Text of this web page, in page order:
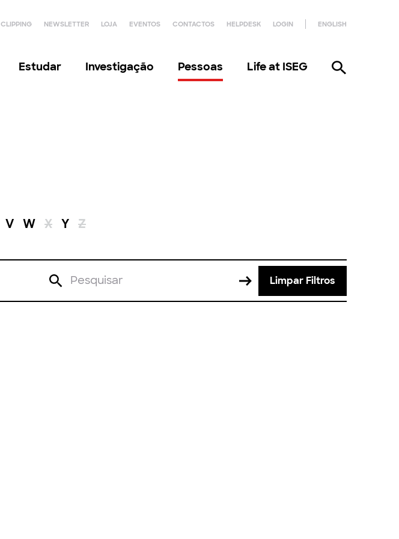
CLIPPING NEWSLETTER LOJA EVENTOS CONTACTOS HELPDESK LOGIN ENGLISH
Estudar Investigação Pessoas Life at ISEG
V W X Y Z
Limpar Filtros